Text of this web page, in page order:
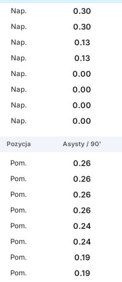
Nap.
0.30
Nap.
0.30
Nap.
0.13
Nap.
0.13
Nap.
0.00
Nap.
0.00
Nap.
0.00
Nap. 0.00
Pozycja Asysty / 90'
Pom.
0.26
Pom.
0.26
Pom.
0.26
Pom.
0.26
Pom.
0.24
Pom.
0.24
Pom.
0.19
Pom.
0.19